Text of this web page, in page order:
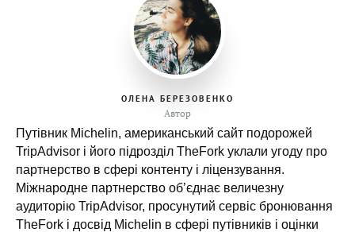
ОЛЕНА БЕРЕЗОВЕНКО
Автор
Путівник Michelin, американський сайт подорожей
TripAdvisor і його підрозділ TheFork уклали угоду про
партнерство в сфері контенту і ліцензування.
Міжнародне партнерство об’єднає величезну
аудиторію TripAdvisor, просунутий сервіс бронювання
TheFork і досвід Michelin в сфері путівників і оцінки